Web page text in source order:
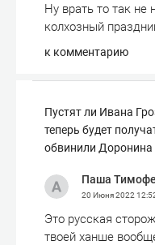
Ну врать то так не
колхозный
к комментарию
Пустят ли Ивана
теперь будет
обвинили Доронина
Паша
20 Июня 2022
Это русская
твоей ханше